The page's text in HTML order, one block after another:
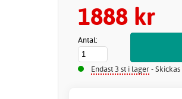
1888 kr
Antal:
Endast 3 st i lager-